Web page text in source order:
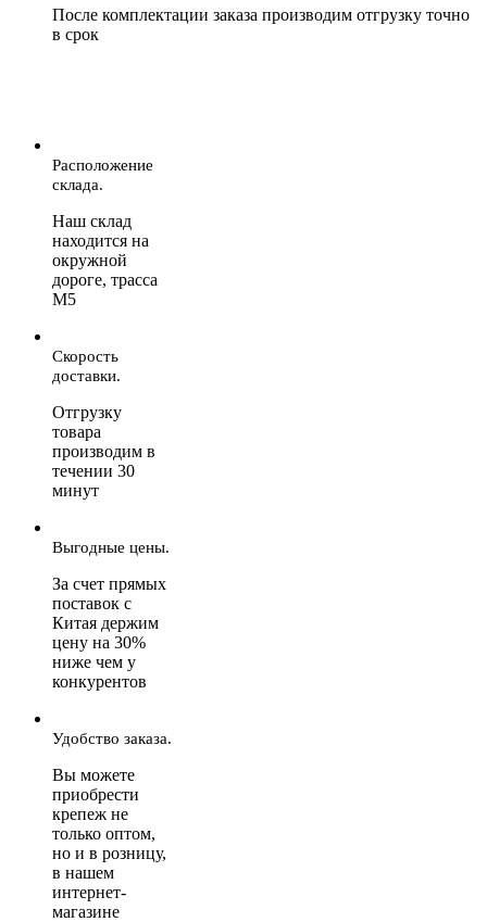
После комплектации заказа производим отгрузку точно
в срок
Расположение
склада.
Наш склад
находится на
окружной
дороге, трасса
М5
Скорость
доставки.
Отгрузку
товара
производим в
течении 30
минут
Выгодные цены.
За счет прямых
поставок с
Китая держим
цену на 30%
ниже чем у
конкурентов
Удобство заказа.
Вы можете
приобрести
крепеж не
только оптом,
но и в розницу,
в нашем
интернет-
магазине